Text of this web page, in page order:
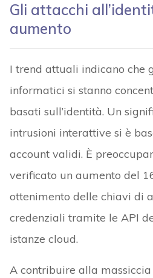
Gli attacchi
aumento
I trend attuali indicano che
informatici si stanno
basati sull’identità. Un
intrusioni interattive si è
account validi. È
verificato un aumento del
ottenimento delle chiavi di
credenziali tramite le API
istanze cloud.
A contribuire alla